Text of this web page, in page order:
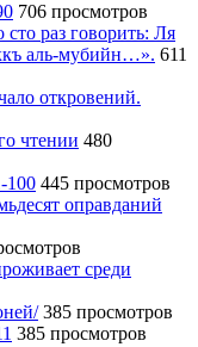
706 просмотров
раз говорить: Ля
аль-мубийн…». 611
откровений.
чтении 480
100 445 просмотров
оправданий
среди
385 просмотров
385 просмотров